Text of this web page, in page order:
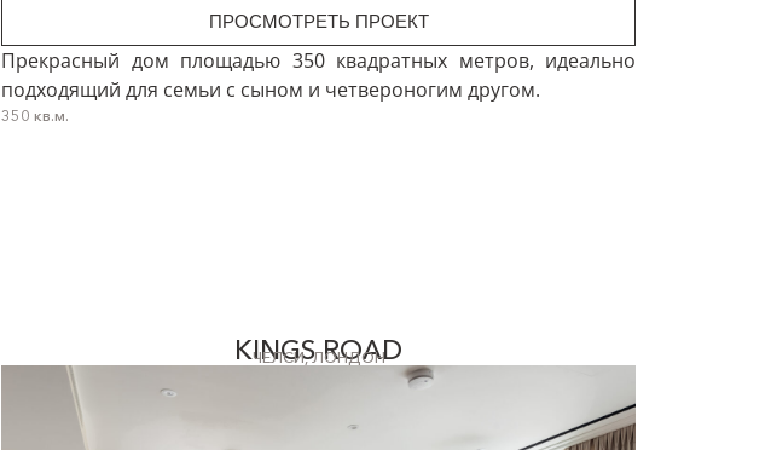
ПРОСМОТРЕТЬ ПРОЕКТ
Прекрасный дом площадью 350 квадратных метров, идеально
подходящий для семьи с сыном и четвероногим другом.
350 кв.м.
KINGS ROAD
ЧЕЛСИ, ЛОНДОН